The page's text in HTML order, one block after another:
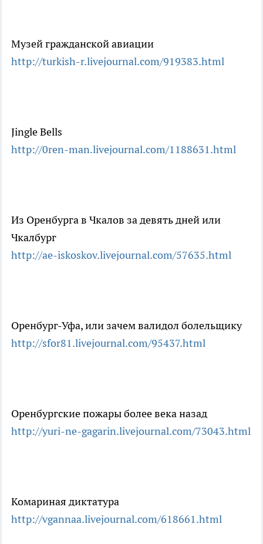
Музей гражданской авиации
http://turkish-r.livejournal.com/919383.html
Jingle Bells
http://0ren-man.livejournal.com/1188631.html
Из Оренбурга в Чкалов за девять дней или
Чкалбург
http://ae-iskoskov.livejournal.com/57635.html
Оренбург-Уфа, или зачем валидол болельщику
http://sfor81.livejournal.com/95437.html
Оренбургские пожары более века назад
http://yuri-ne-gagarin.livejournal.com/73043.html
Комариная диктатура
http://vgannaa.livejournal.com/618661.html